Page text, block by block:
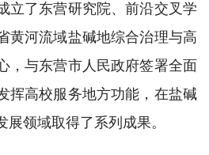
立了东营研究院、前沿交叉学
黄河流域盐碱地综合治理与高
，与东营市人民政府签署全面
挥高校服务地方功能，在盐碱
领域取得了系列成果。